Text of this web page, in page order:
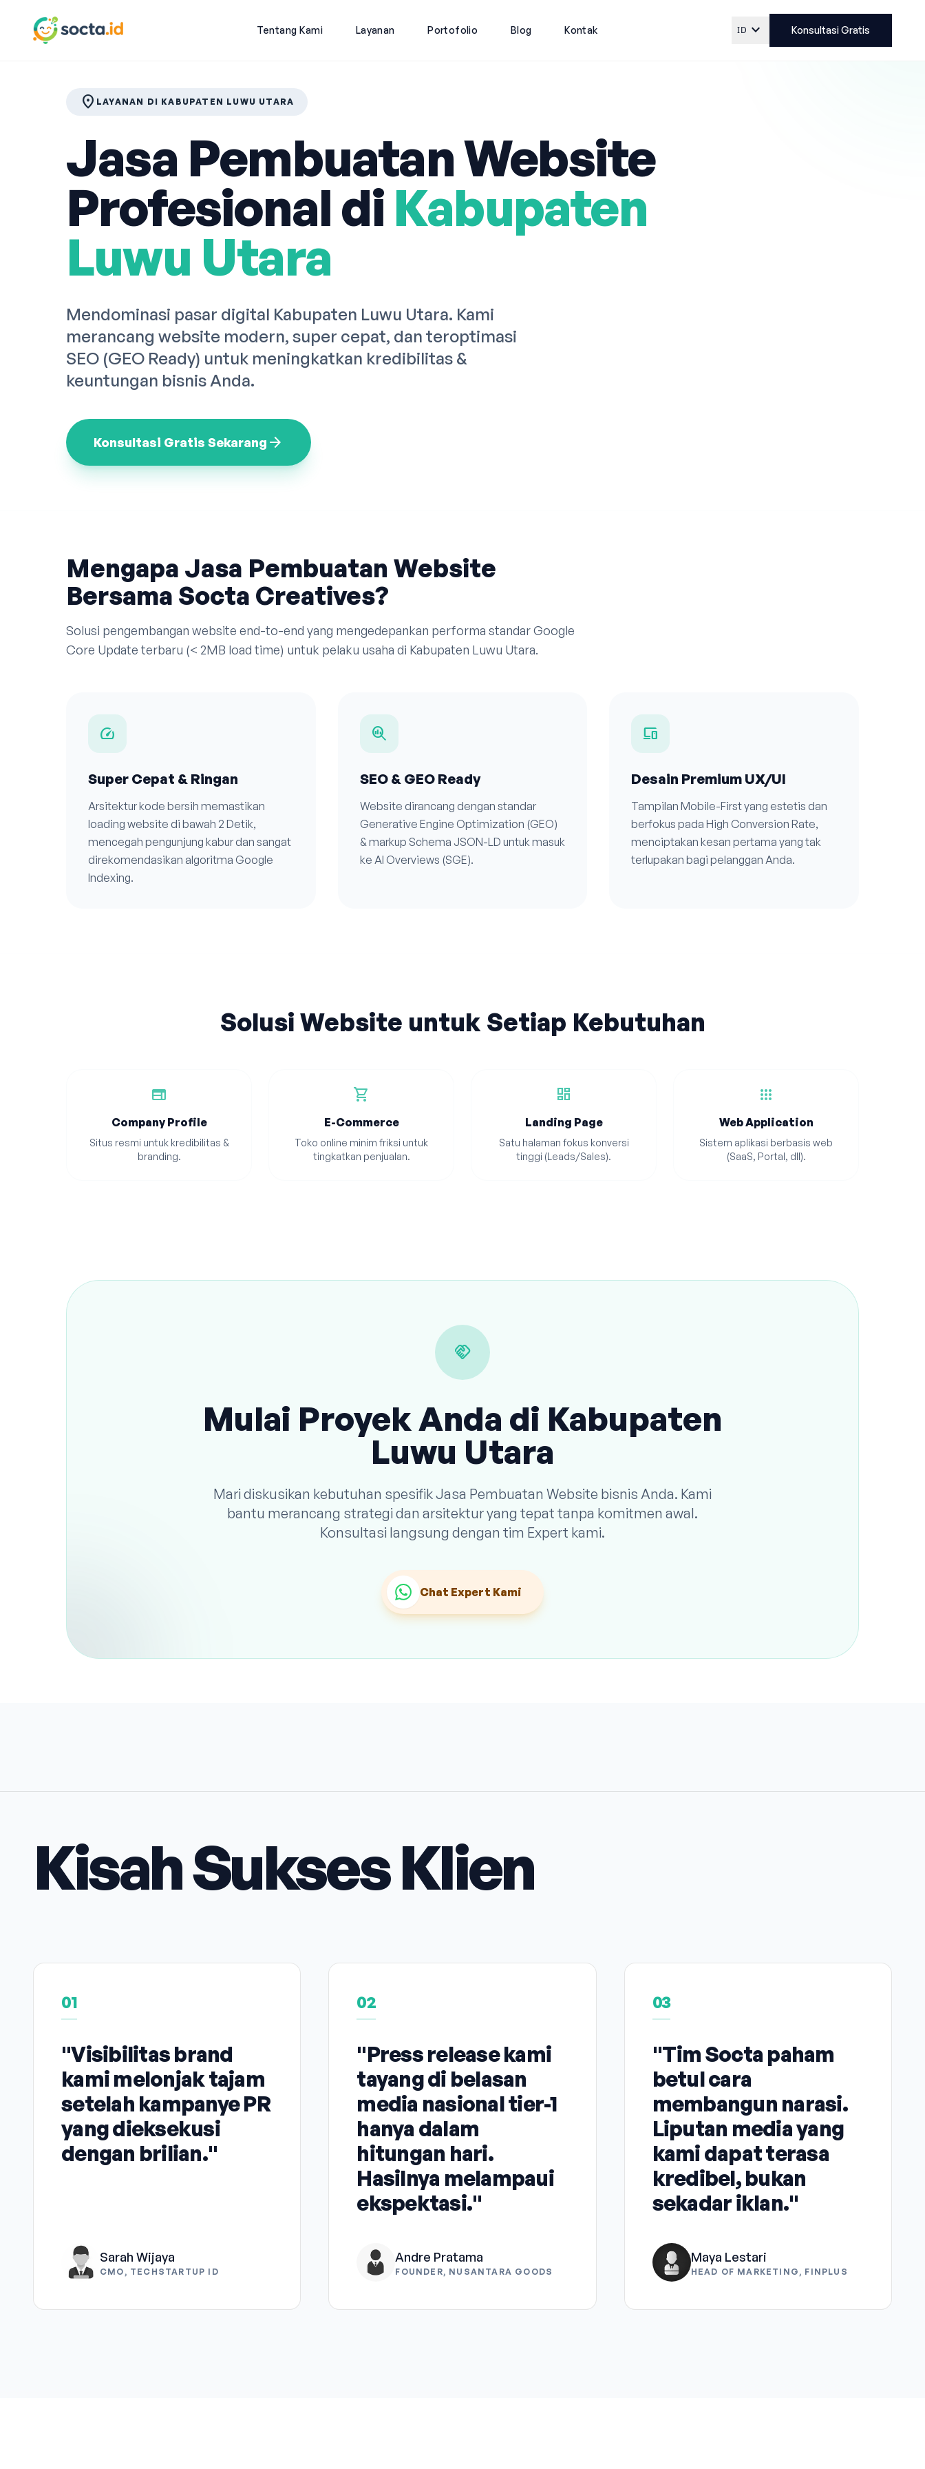
Tentang Kami Layanan Portofolio Blog Kontak ID expand_more Konsultasi Gratis
location_on LAYANAN DI KABUPATEN LUWU UTARA
Jasa Pembuatan Website
Profesional di Kabupaten
Luwu Utara
Mendominasi pasar digital Kabupaten Luwu Utara. Kami
merancang website modern, super cepat, dan teroptimasi
SEO (GEO Ready) untuk meningkatkan kredibilitas &
keuntungan bisnis Anda.
Konsultasi Gratis Sekarang arrow_forward
Mengapa Jasa Pembuatan Website
Bersama Socta Creatives?
Solusi pengembangan website end-to-end yang mengedepankan performa standar Google
Core Update terbaru (< 2MB load time) untuk pelaku usaha di Kabupaten Luwu Utara.
speed
Super Cepat & Ringan
Arsitektur kode bersih memastikan
loading website di bawah 2 Detik,
mencegah pengunjung kabur dan sangat
direkomendasikan algoritma Google
Indexing.
search_insights
SEO & GEO Ready
Website dirancang dengan standar
Generative Engine Optimization (GEO)
& markup Schema JSON-LD untuk masuk
ke AI Overviews (SGE).
devices
Desain Premium UX/UI
Tampilan Mobile-First yang estetis dan
berfokus pada High Conversion Rate,
menciptakan kesan pertama yang tak
terlupakan bagi pelanggan Anda.
Solusi Website untuk Setiap Kebutuhan
web
Company Profile
Situs resmi untuk kredibilitas &
branding.
shopping_cart
E-Commerce
Toko online minim friksi untuk
tingkatkan penjualan.
dashboard
Landing Page
Satu halaman fokus konversi
tinggi (Leads/Sales).
apps
Web Application
Sistem aplikasi berbasis web
(SaaS, Portal, dll).
handshake
Mulai Proyek Anda di Kabupaten
Luwu Utara
Mari diskusikan kebutuhan spesifik Jasa Pembuatan Website bisnis Anda. Kami
bantu merancang strategi dan arsitektur yang tepat tanpa komitmen awal.
Konsultasi langsung dengan tim Expert kami.
Chat Expert Kami
Kisah Sukses Klien
01
"Visibilitas brand
kami melonjak tajam
setelah kampanye PR
yang dieksekusi
dengan brilian."
Sarah Wijaya
CMO, TECHSTARTUP ID
02
"Press release kami
tayang di belasan
media nasional tier-1
hanya dalam
hitungan hari.
Hasilnya melampaui
ekspektasi."
Andre Pratama
FOUNDER, NUSANTARA GOODS
03
"Tim Socta paham
betul cara
membangun narasi.
Liputan media yang
kami dapat terasa
kredibel, bukan
sekadar iklan."
Maya Lestari
HEAD OF MARKETING, FINPLUS